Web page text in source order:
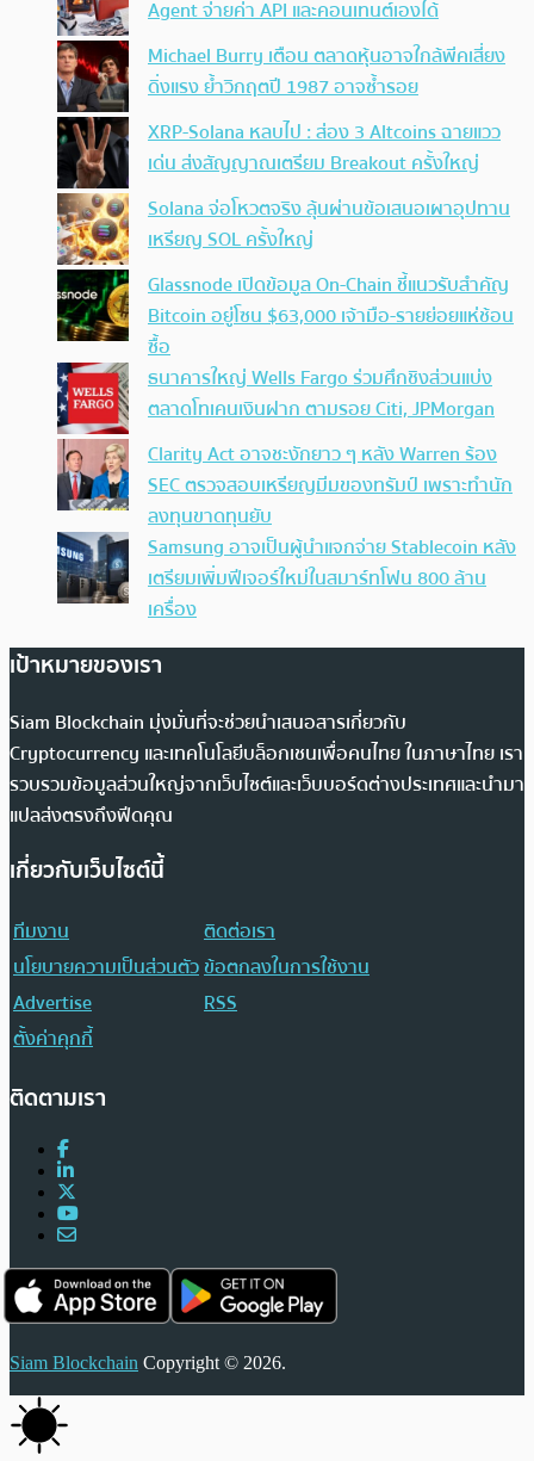
Agent จ่ายค่า API และคอนเทนต์เองได้
Michael Burry เตือน ตลาดหุ้นอาจใกล้พีคเสี่ยง
ดิ่งแรง ย้ำวิกฤตปี 1987 อาจซ้ำรอย
XRP-Solana หลบไป : ส่อง 3 Altcoins ฉายแวว
เด่น ส่งสัญญาณเตรียม Breakout ครั้งใหญ่
Solana จ่อโหวตจริง ลุ้นผ่านข้อเสนอเผาอุปทาน
เหรียญ SOL ครั้งใหญ่
Glassnode เปิดข้อมูล On-Chain ชี้แนวรับสำคัญ
Bitcoin อยู่โซน $63,000 เจ้ามือ-รายย่อยแห่ช้อน
ซื้อ
ธนาคารใหญ่ Wells Fargo ร่วมศึกชิงส่วนแบ่ง
ตลาดโทเคนเงินฝาก ตามรอย Citi, JPMorgan
Clarity Act อาจชะงักยาว ๆ หลัง Warren ร้อง
SEC ตรวจสอบเหรียญมีมของทรัมป์ เพราะทำนัก
ลงทุนขาดทุนยับ
Samsung อาจเป็นผู้นำแจกจ่าย Stablecoin หลัง
เตรียมเพิ่มฟีเจอร์ใหม่ในสมาร์ทโฟน 800 ล้าน
เครื่อง
เป้าหมายของเรา
Siam Blockchain มุ่งมั่นที่จะช่วยนำเสนอสารเกี่ยวกับ
Cryptocurrency และเทคโนโลยีบล็อกเชนเพื่อคนไทย ในภาษาไทย เรา
รวบรวมข้อมูลส่วนใหญ่จากเว็บไซต์และเว็บบอร์ดต่างประเทศและนำมา
แปลส่งตรงถึงฟีดคุณ
เกี่ยวกับเว็บไซต์นี้
ทีมงาน
ติดต่อเรา
นโยบายความเป็นส่วนตัวข้อตกลงในการใช้งาน
Advertise
RSS
ตั้งค่าคุกกี้
ติดตามเรา
Siam Blockchain Copyright © 2026.